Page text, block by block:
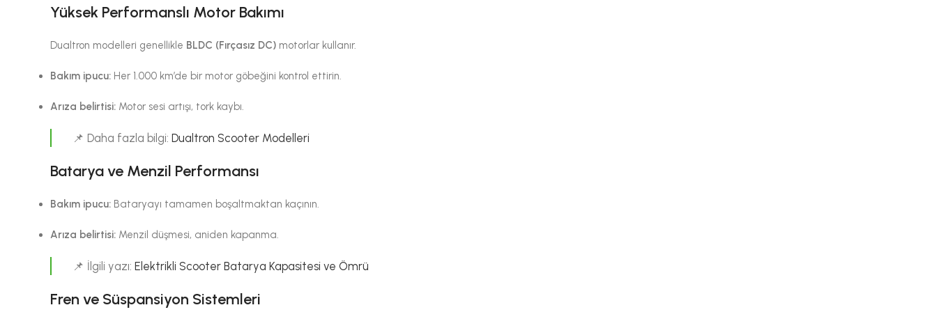
Yüksek Performanslı Motor Bakımı
Dualtron modelleri genellikle BLDC (Fırçasız DC) motorlar kullanır.
Bakım ipucu: Her 1.000 km’de bir motor göbeğini kontrol ettirin.
Arıza belirtisi: Motor sesi artışı, tork kaybı.
📌 Daha fazla bilgi:Dualtron Scooter Modelleri
Batarya ve Menzil Performansı
Bakım ipucu: Bataryayı tamamen boşaltmaktan kaçının.
Arıza belirtisi: Menzil düşmesi, aniden kapanma.
📌 İlgili yazı:Elektrikli Scooter Batarya Kapasitesi ve Ömrü
Fren ve Süspansiyon Sistemleri